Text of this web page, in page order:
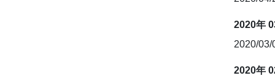
2020年
2020/03/
2020年